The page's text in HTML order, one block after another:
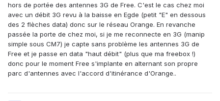
hors de portée des antennes 3G de Free. C'est le cas chez moi
avec un débit 3G revu à la baisse en Egde (petit "E" en dessous
des 2 flèches data) donc sur le réseau Orange. En revanche
passée la porte de chez moi, si je me reconnecte en 3G (manip
simple sous CM7) je capte sans problème les antennes 3G de
Free et je passe en data "haut débit" (plus que ma freebox !)
donc pour le moment Free s'implante en alternant son propre
parc d'antennes avec l'accord d'itinérance d'Orange..